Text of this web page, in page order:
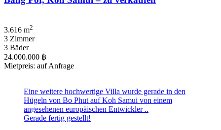
3.616 m2
3 Zimmer
3 Bäder
24.000.000 ฿
Mietpreis: auf Anfrage
Eine weitere hochwertige Villa wurde gerade in den
Hügeln von Bo Phut auf Koh Samui von einem
angesehenen europäischen Entwickler ..
Gerade fertig gestellt!